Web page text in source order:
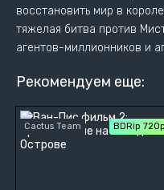
восстановить мир в
тяжелая битва против
агентов-миллионников и
Рекомендуем еще:
Cactus Team BDRip 720p